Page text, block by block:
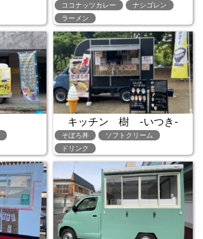
ココナッツカレー
ナシゴレン
ラーメン
キッチン 樹 -いつき-
そぼろ丼
ソフトクリーム
ドリンク